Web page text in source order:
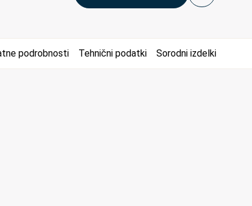
podrobnosti Tehnični podatki Sorodni izdelki